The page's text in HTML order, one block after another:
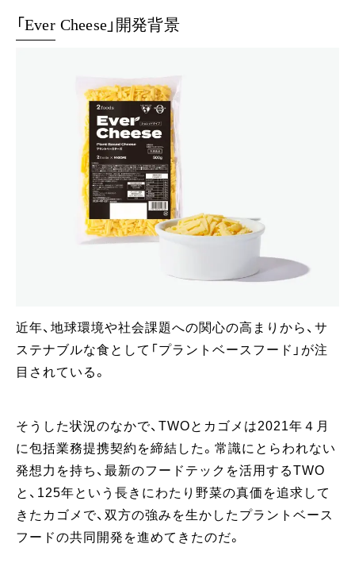
「Ever Cheese」開発背景
近年、地球環境や社会課題への関心の高まりから、サ
ステナブルな食として「プラントベースフード」が注
目されている。
そうした状況のなかで、TWOとカゴメは2021年４月
に包括業務提携契約を締結した。常識にとらわれない
発想力を持ち、最新のフードテックを活用するTWO
と、125年という長きにわたり野菜の真価を追求して
きたカゴメで、双方の強みを生かしたプラントベース
フードの共同開発を進めてきたのだ。